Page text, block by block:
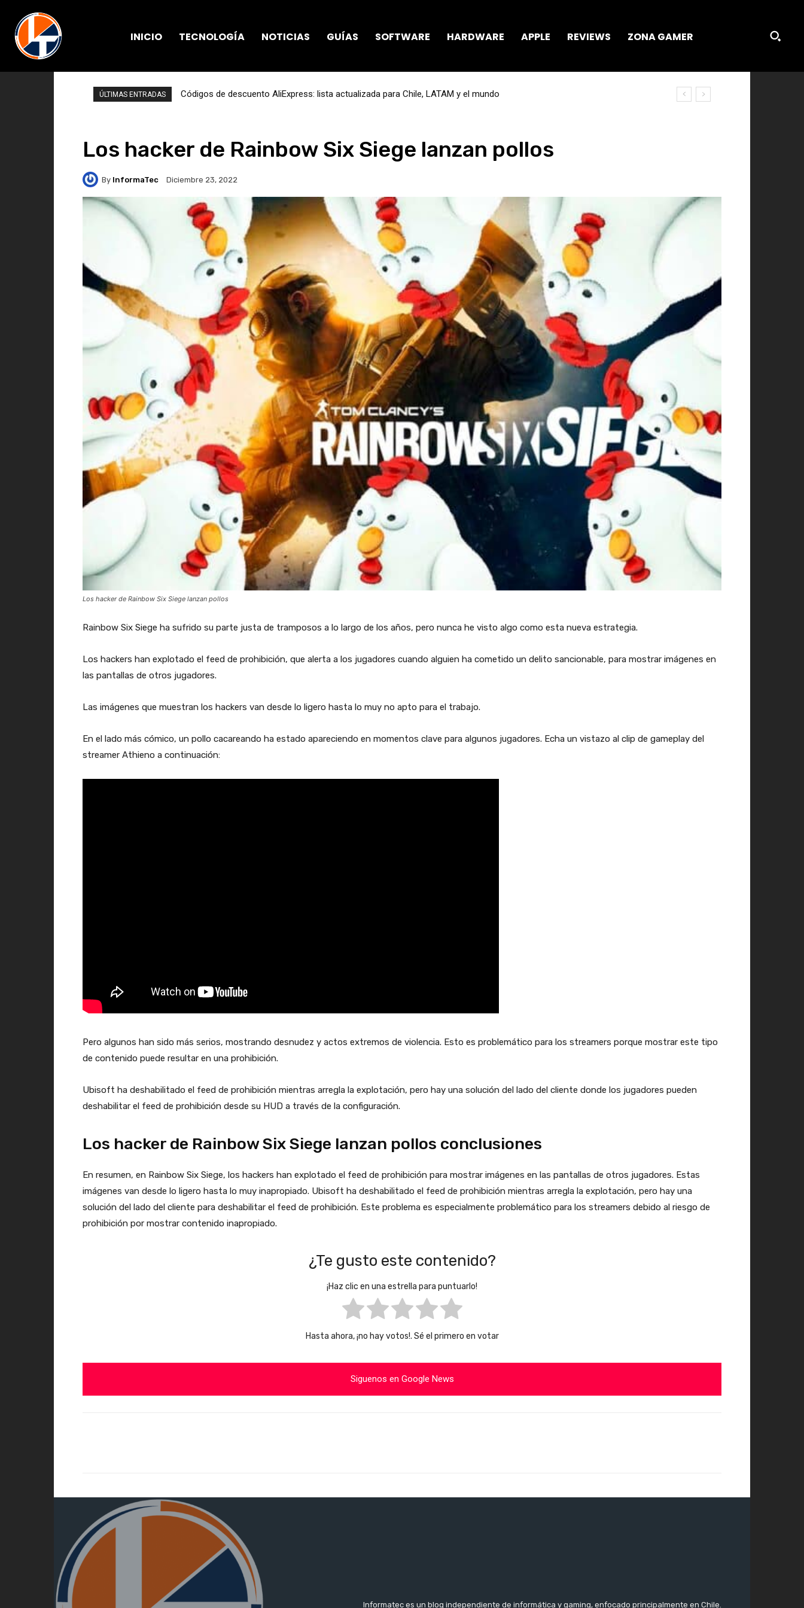
INICIO TECNOLOGÍA NOTICIAS GUÍAS SOFTWARE HARDWARE APPLE REVIEWS ZONA GAMER
ÚLTIMAS ENTRADAS Códigos de descuento AliExpress: lista actualizada para Chile, LATAM y el mundo
Los hacker de Rainbow Six Siege lanzan pollos
By InformaTec Diciembre 23, 2022
Los hacker de Rainbow Six Siege lanzan pollos
Rainbow Six Siege ha sufrido su parte justa de tramposos a lo largo de los años, pero nunca he visto algo como esta nueva estrategia.
Los hackers han explotado el feed de prohibición, que alerta a los jugadores cuando alguien ha cometido un delito sancionable, para mostrar imágenes en
las pantallas de otros jugadores.
Las imágenes que muestran los hackers van desde lo ligero hasta lo muy no apto para el trabajo.
En el lado más cómico, un pollo cacareando ha estado apareciendo en momentos clave para algunos jugadores. Echa un vistazo al clip de gameplay del
streamer Athieno a continuación:
Pero algunos han sido más serios, mostrando desnudez y actos extremos de violencia. Esto es problemático para los streamers porque mostrar este tipo
de contenido puede resultar en una prohibición.
Ubisoft ha deshabilitado el feed de prohibición mientras arregla la explotación, pero hay una solución del lado del cliente donde los jugadores pueden
deshabilitar el feed de prohibición desde su HUD a través de la configuración.
Los hacker de Rainbow Six Siege lanzan pollos conclusiones
En resumen, en Rainbow Six Siege, los hackers han explotado el feed de prohibición para mostrar imágenes en las pantallas de otros jugadores. Estas
imágenes van desde lo ligero hasta lo muy inapropiado. Ubisoft ha deshabilitado el feed de prohibición mientras arregla la explotación, pero hay una
solución del lado del cliente para deshabilitar el feed de prohibición. Este problema es especialmente problemático para los streamers debido al riesgo de
prohibición por mostrar contenido inapropiado.
¿Te gusto este contenido?
¡Haz clic en una estrella para puntuarlo!
Hasta ahora, ¡no hay votos!. Sé el primero en votar
Siguenos en Google News
Informatec es un blog independiente de informática y gaming, enfocado principalmente en Chile.